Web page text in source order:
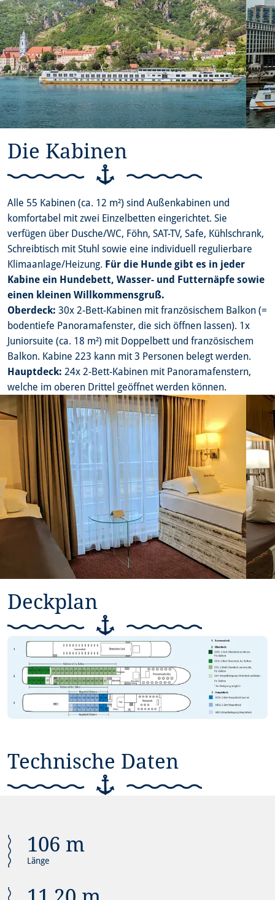
Die Kabinen
Alle 55 Kabinen (ca. 12 m²) sind Außenkabinen und
komfortabel mit zwei Einzelbetten eingerichtet. Sie
verfügen über Dusche/WC, Föhn, SAT-TV, Safe, Kühlschrank,
Schreibtisch mit Stuhl sowie eine individuell regulierbare
Klimaanlage/Heizung. Für die Hunde gibt es in jeder
Kabine ein Hundebett, Wasser- und Futternäpfe sowie
einen kleinen Willkommensgruß.
Oberdeck: 30x 2-Bett-Kabinen mit französischem Balkon (=
bodentiefe Panoramafenster, die sich öffnen lassen). 1x
Juniorsuite (ca. 18 m²) mit Doppelbett und französischem
Balkon. Kabine 223 kann mit 3 Personen belegt werden.
Hauptdeck: 24x 2-Bett-Kabinen mit Panoramafenstern,
welche im oberen Drittel geöffnet werden können.
Deckplan
Technische Daten
106 m
Länge